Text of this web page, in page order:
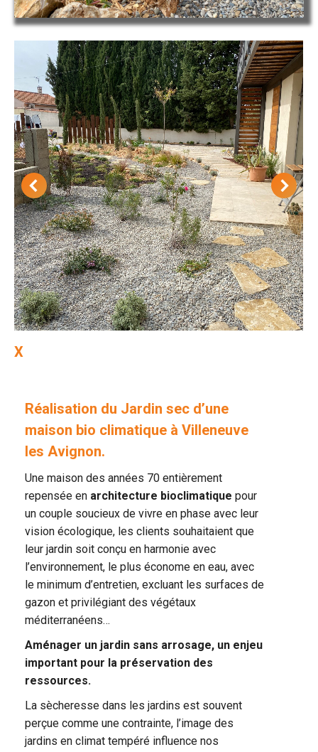
X
Réalisation du Jardin sec d’une
maison bio climatique à Villeneuve
les Avignon.
Une maison des années 70 entièrement
repensée en architecture bioclimatique pour
un couple soucieux de vivre en phase avec leur
vision écologique, les clients souhaitaient que
leur jardin soit conçu en harmonie avec
l’environnement, le plus économe en eau, avec
le minimum d’entretien, excluant les surfaces de
gazon et privilégiant des végétaux
méditerranéens…
Aménager un jardin sans arrosage, un enjeu
important pour la préservation des
ressources.
La sècheresse dans les jardins est souvent
perçue comme une contrainte, l’image des
jardins en climat tempéré influence nos